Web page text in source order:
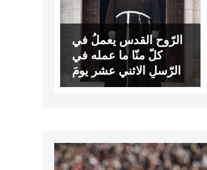
الرّوح القدس يعملُ في
كلّ منّا ما عمله في
الرّسلِ الاثني عشر يومَ
العنصرة